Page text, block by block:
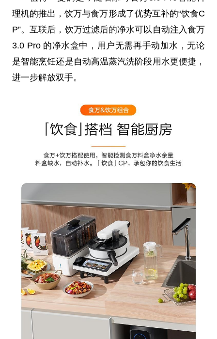
理机的推出，饮万与食万形成了优势互补的“饮食C
P”。互联后，饮万过滤后的净水可以自动注入食万
3.0 Pro 的净水盒中，用户无需再手动加水，无论
是智能烹饪还是自动高温蒸汽洗阶段用水更便捷，
进一步解放双手。